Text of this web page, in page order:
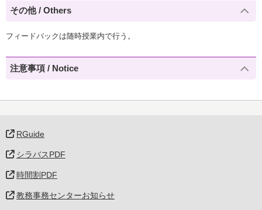
その他 / Others
フィードバックは随時授業内で行う。
注意事項 / Notice
RGuide
シラバスPDF
時間割PDF
教務事務センターお知らせ